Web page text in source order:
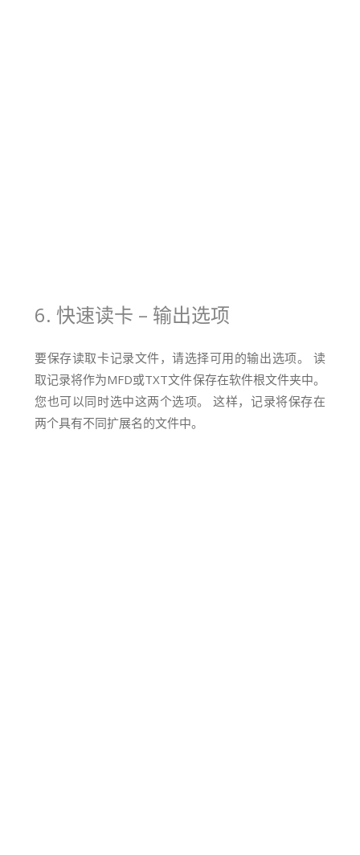
6. 快速读卡 – 输出选项
要保存读取卡记录文件，请选择可用的输出选项。 读
取记录将作为MFD或TXT文件保存在软件根文件夹中。
您也可以同时选中这两个选项。 这样，记录将保存在
两个具有不同扩展名的文件中。